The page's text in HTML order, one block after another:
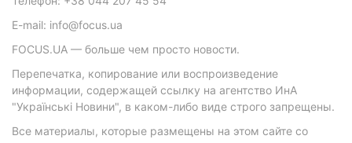
E-mail: info@focus.ua
FOCUS.UA — больше чем просто новости.
Перепечатка, копирование или воспроизведение
информации, содержащей ссылку на агентство ИнА
"Українські Новини", в каком-либо виде строго запрещены.
Все материалы, которые размещены на этом сайте со